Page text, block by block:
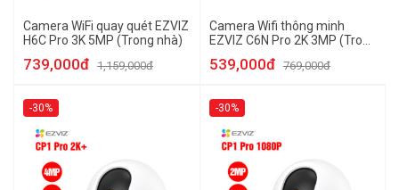
Camera WiFi quay quét EZVIZ
H6C Pro 3K 5MP (Trong nhà)
739,000đ 1,159,000đ
Camera Wifi thông minh
EZVIZ C6N Pro 2K 3MP (Trong
539,000đ 769,000đ
-30% -30%